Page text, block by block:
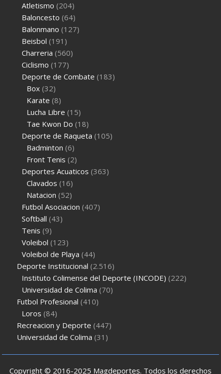
Atletismo (204)
Baloncesto (64)
Balonmano (127)
Beisbol (191)
Charreria (560)
Ciclismo (177)
Deporte de Combate (183)
Box (32)
Karate (8)
Lucha Libre (15)
Tae Kwon Do (18)
Deporte de Raqueta (105)
Badminton (6)
Front Tenis (2)
Deportes Acuaticos (363)
Clavados (16)
Natacion (52)
Futbol Asociacion (407)
Softball (43)
Tenis (9)
Voleibol (123)
Voleibol de Playa (44)
Deporte Institucional (2.516)
Instituto Colimense del Deporte (INCODE) (222)
Universidad de Colima (70)
Futbol Profesional (410)
Loros (84)
Recreacion y Deporte (447)
Universidad de Colima (31)
Copyright © 2016-2025 Magdeportes. Todos los derechos